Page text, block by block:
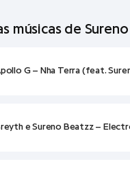
músicas de
G – Nha Terra (feat.
e Sureno Beatzz –